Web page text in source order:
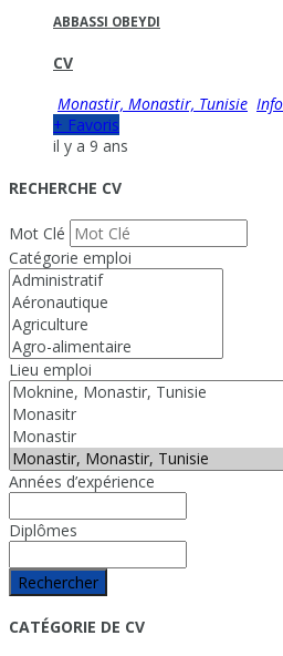
ABBASSI OBEYDI
CV
Monastir, Monastir, Tunisie
+ Favoris
il y a 9 ans
RECHERCHE CV
Mot Clé
Catégorie emploi
Lieu emploi
Années d’expérience
Diplômes
Rechercher
CATÉGORIE DE CV